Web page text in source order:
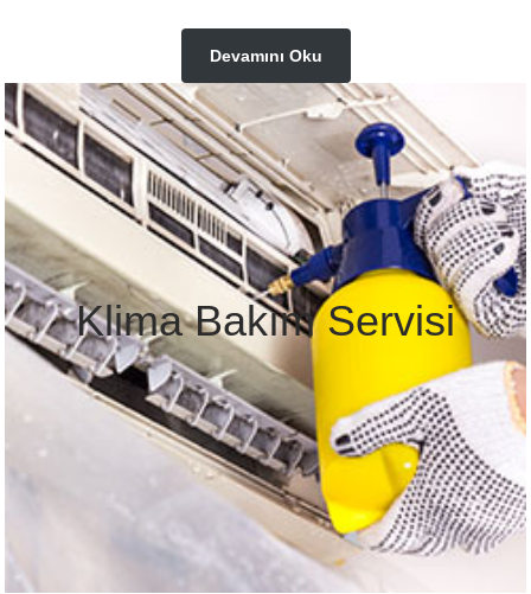
Devamını Oku
Klima Bakım Servisi